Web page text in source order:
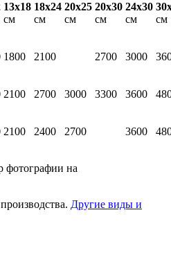
13х18
см
18х24
см
20х25
см
20х30
см
24х30
см
см
1800 2100 2700 3000
2100 2700 3000 3300 3600
2100 2400 2700 3600
фотографии на
Другие виды и